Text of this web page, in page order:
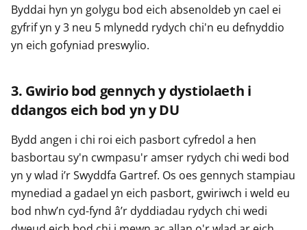
Byddai hyn yn golygu bod eich absenoldeb yn cael ei
gyfrif yn y 3 neu 5 mlynedd rydych chi'n eu defnyddio
yn eich gofyniad preswylio.
3. Gwirio bod gennych y dystiolaeth i
ddangos eich bod yn y DU
Bydd angen i chi roi eich pasbort cyfredol a hen
basbortau sy'n cwmpasu'r amser rydych chi wedi bod
yn y wlad i’r Swyddfa Gartref. Os oes gennych stampiau
mynediad a gadael yn eich pasbort, gwiriwch i weld eu
bod nhw’n cyd-fynd â’r dyddiadau rydych chi wedi